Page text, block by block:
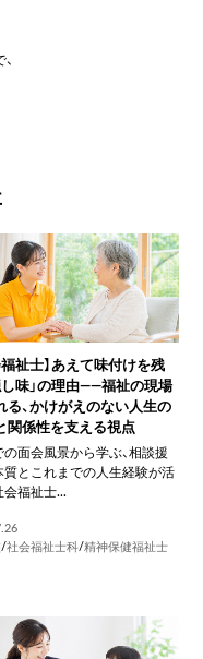
福祉士】あえて味付けを残
し味」の理由――福祉の現場
る、かけがえのない人生の
関係性を支える視点
面会風景から学ぶ、相談援
質とこれまでの人生経験が活
会福祉士...
/社会福祉士科/精神保健福祉士